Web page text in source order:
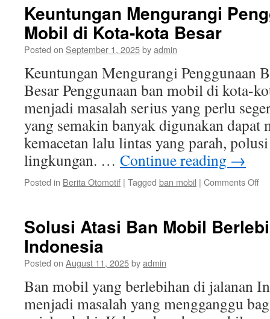
Keuntungan Mengurangi
Mobil di Kota-kota Besar
Posted on September 1, 2025byadmin
Keuntungan Mengurangi Penggunaan
Besar Penggunaan ban mobil di kota-
menjadi masalah serius yang perlu
yang semakin banyak digunakan dapat
kemacetan lalu lintas yang parah,
lingkungan. … Continue reading →
Posted in Berita Otomotif | Tagged ban mobil | Comments Offon
Solusi Atasi Ban Mobil
Indonesia
Posted on August 11, 2025byadmin
Ban mobil yang berlebihan di jalanan
menjadi masalah yang mengganggu